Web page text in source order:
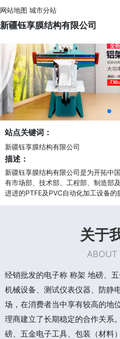
网站地图 城市分站
新疆钰享膜结构有限公司
站点关键词：
新疆钰享膜结构有限公司
描述：
新疆钰享膜结构有限公司是为开拓中
有市场部、技术部、工程部、制造部
进进的PTFE及PVC自动化加工设备的
关于
ABOUT
经销批发的电子称 称架 地磅、五
机械设备、测试仪表仪器、防静
场，在消费者当中享有较高的地
理商建立了长期稳定的合作关系
磅、五金电子工具、包装（材料